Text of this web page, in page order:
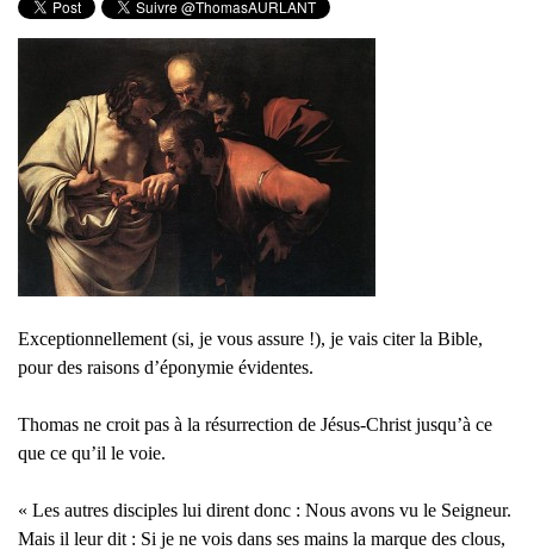
Exceptionnellement (si, je vous assure !), je vais citer la Bible,
pour des raisons d’éponymie évidentes.
Thomas ne croit pas à la résurrection de Jésus-Christ jusqu’à ce
que ce qu’il le voie.
« Les autres disciples lui dirent donc : Nous avons vu le Seigneur.
Mais il leur dit : Si je ne vois dans ses mains la marque des clous,